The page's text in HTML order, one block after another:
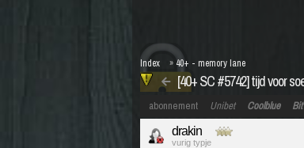
[40+ SC #5742] tijd voor
Index » 40+ - memory lane
abonnement Unibet Coolblue
drakin
vurig typje